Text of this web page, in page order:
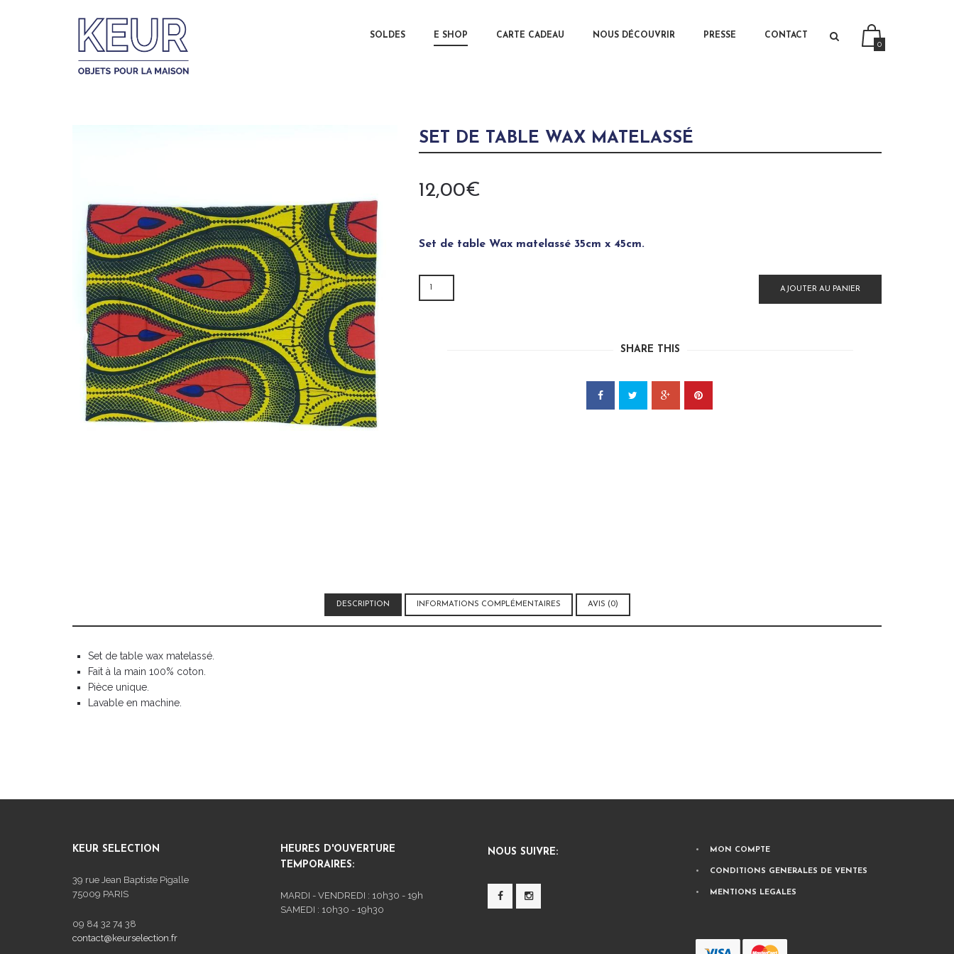
SKIP TO PRIMARY CONTENT
SKIP TO SECONDARY CONTENT
SOLDES E SHOP CARTE CADEAU NOUS DÉCOUVRIR PRESSE CONTACT
0
SET DE TABLE WAX MATELASSÉ
12,00€
Set de table Wax matelassé 35cm x 45cm.
AJOUTER AU PANIER
SHARE THIS
DESCRIPTION INFORMATIONS COMPLÉMENTAIRES AVIS (0)
Set de table wax matelassé.
Fait à la main 100% coton.
Pièce unique.
Lavable en machine.
KEUR SELECTION
39 rue Jean Baptiste Pigalle
75009 PARIS
09 84 32 74 38
contact@keurselection.fr
HEURES D'OUVERTURE
TEMPORAIRES:
MARDI - VENDREDI : 10h30 - 19h
SAMEDI : 10h30 - 19h30
NOUS SUIVRE: MON COMPTE
CONDITIONS GENERALES DE VENTES
MENTIONS LEGALES